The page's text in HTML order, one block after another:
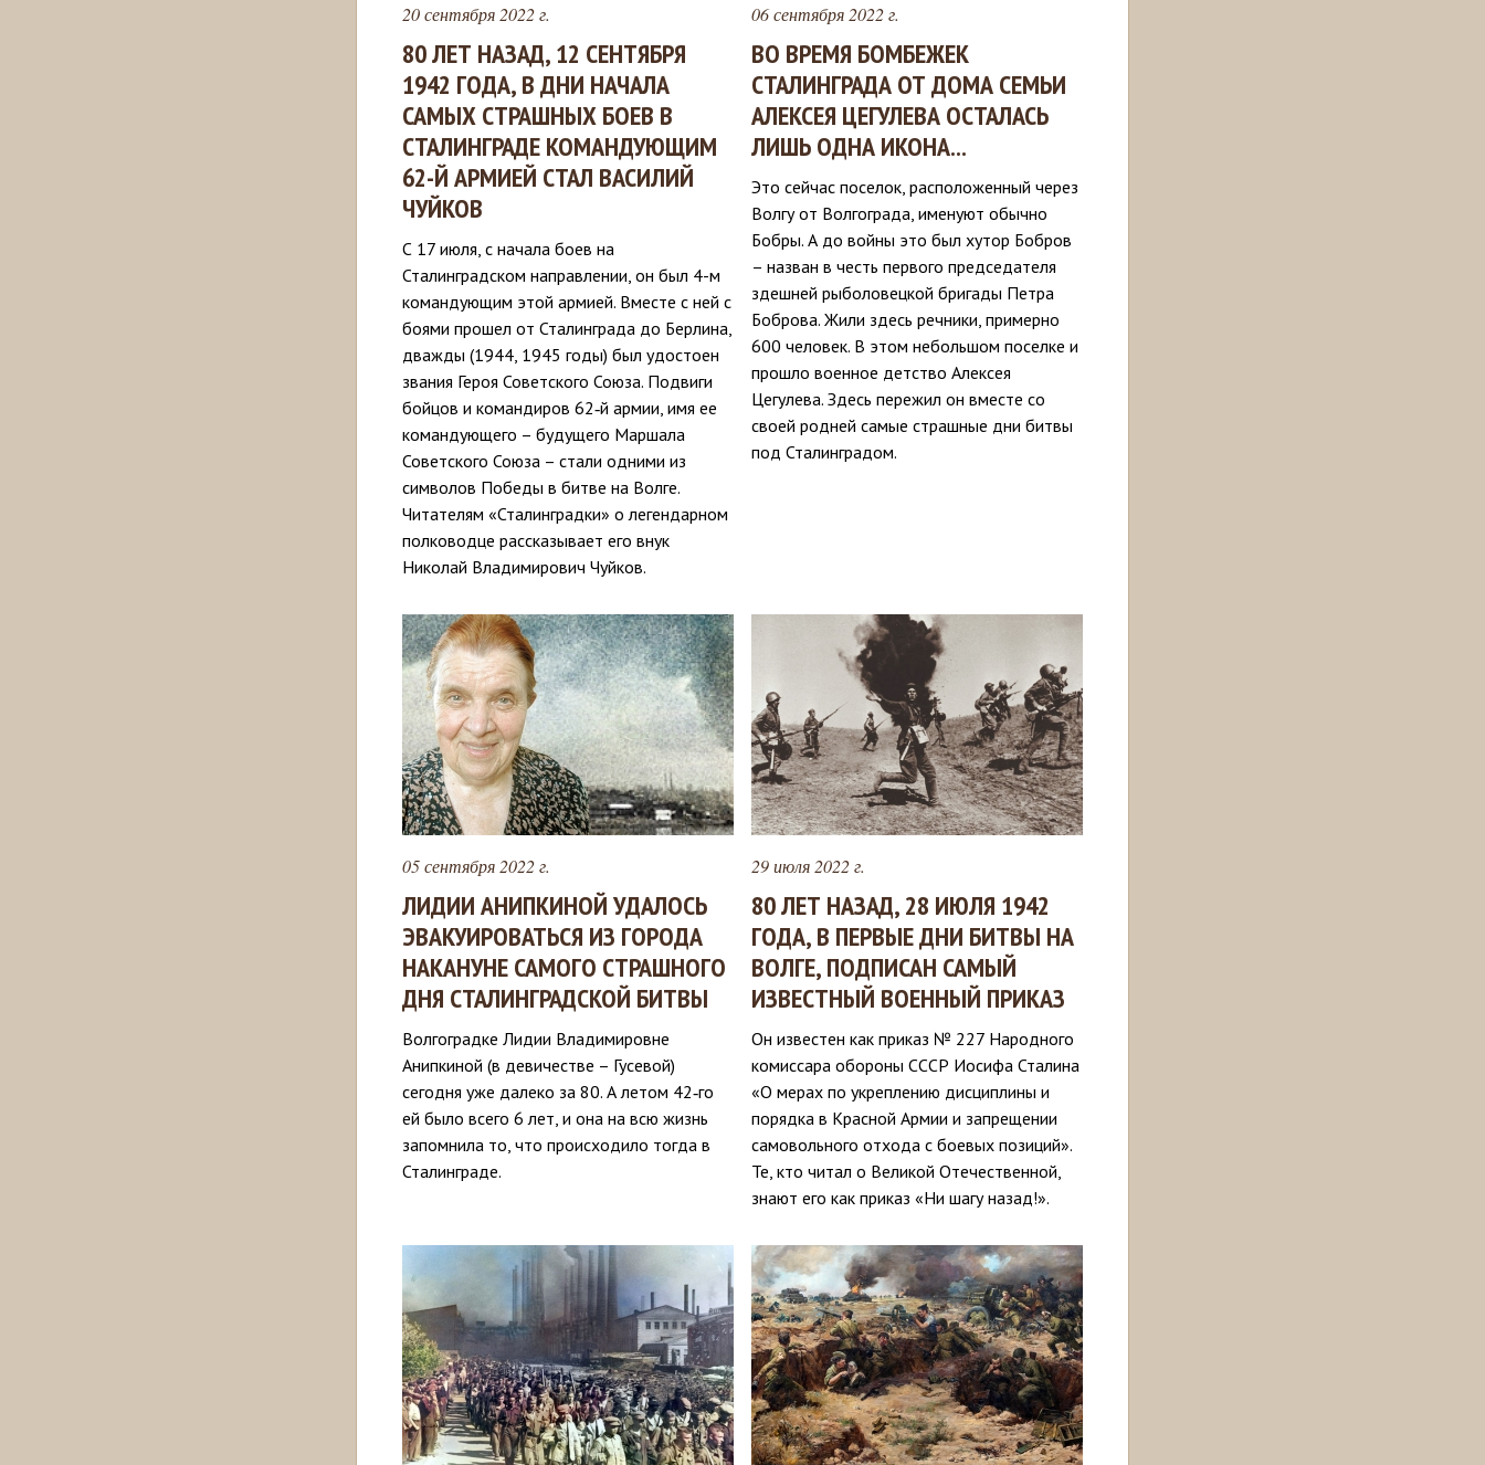
20 сентября 2022 г.
80 ЛЕТ НАЗАД, 12 СЕНТЯБРЯ
1942 ГОДА, В ДНИ НАЧАЛА
САМЫХ СТРАШНЫХ БОЕВ В
СТАЛИНГРАДЕ КОМАНДУЮЩИМ
62-Й АРМИЕЙ СТАЛ ВАСИЛИЙ
ЧУЙКОВ
С 17 июля, с начала боев на
Сталинградском направлении, он был 4-м
командующим этой армией. Вместе с ней с
боями прошел от Сталинграда до Берлина,
дважды (1944, 1945 годы) был удостоен
звания Героя Советского Союза. Подвиги
бойцов и командиров 62‑й армии, имя ее
командующего – будущего Маршала
Советского Союза – стали одними из
символов Победы в битве на Волге.
Читателям «Сталинградки» о легендарном
полководце рассказывает его внук
Николай Владимирович Чуйков.
06 сентября 2022 г.
ВО ВРЕМЯ БОМБЕЖЕК
СТАЛИНГРАДА ОТ ДОМА СЕМЬИ
АЛЕКСЕЯ ЦЕГУЛЕВА ОСТАЛАСЬ
ЛИШЬ ОДНА ИКОНА...
Это сейчас поселок, расположенный через
Волгу от Волгограда, именуют обычно
Бобры. А до войны это был хутор Бобров
– назван в честь первого председателя
здешней рыболовецкой бригады Петра
Боброва. Жили здесь речники, примерно
600 человек. В этом небольшом поселке и
прошло военное детство Алексея
Цегулева. Здесь пережил он вместе со
своей родней самые страшные дни битвы
под Сталинградом.
05 сентября 2022 г.
ЛИДИИ АНИПКИНОЙ УДАЛОСЬ
ЭВАКУИРОВАТЬСЯ ИЗ ГОРОДА
НАКАНУНЕ САМОГО СТРАШНОГО
ДНЯ СТАЛИНГРАДСКОЙ БИТВЫ
Волгоградке Лидии Владимировне
Анипкиной (в девичестве – Гусевой)
сегодня уже далеко за 80. А летом 42‑го
ей было всего 6 лет, и она на всю жизнь
запомнила то, что происходило тогда в
Сталинграде.
29 июля 2022 г.
80 ЛЕТ НАЗАД, 28 ИЮЛЯ 1942
ГОДА, В ПЕРВЫЕ ДНИ БИТВЫ НА
ВОЛГЕ, ПОДПИСАН САМЫЙ
ИЗВЕСТНЫЙ ВОЕННЫЙ ПРИКАЗ
Он известен как приказ № 227 Народного
комиссара обороны СССР Иосифа Сталина
«О мерах по укреплению дисциплины и
порядка в Красной Армии и запрещении
самовольного отхода с боевых позиций».
Те, кто читал о Великой Отечественной,
знают его как приказ «Ни шагу назад!».